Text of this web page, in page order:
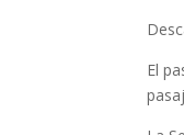
El